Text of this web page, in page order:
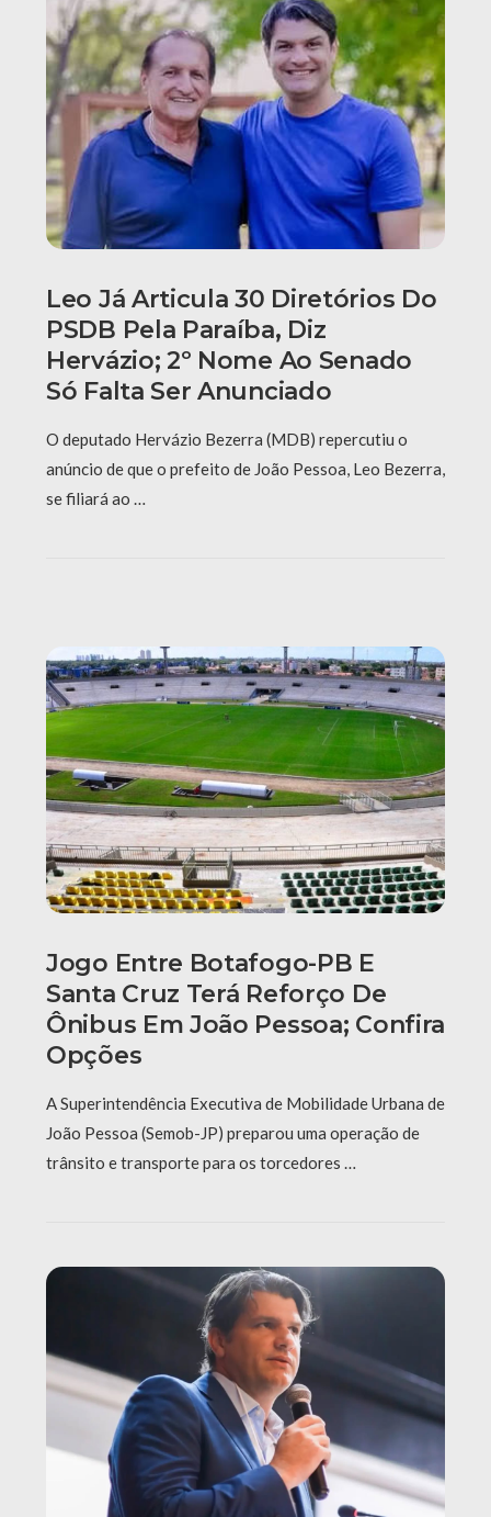
Leo Já Articula 30 Diretórios Do
PSDB Pela Paraíba, Diz
Hervázio; 2º Nome Ao Senado
Só Falta Ser Anunciado
O deputado Hervázio Bezerra (MDB) repercutiu o
anúncio de que o prefeito de João Pessoa, Leo Bezerra,
se filiará ao …
Jogo Entre Botafogo-PB E
Santa Cruz Terá Reforço De
Ônibus Em João Pessoa; Confira
Opções
A Superintendência Executiva de Mobilidade Urbana de
João Pessoa (Semob-JP) preparou uma operação de
trânsito e transporte para os torcedores …